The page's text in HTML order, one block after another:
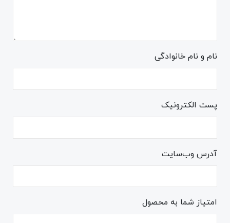
نام و نام خانوادگی
پست الکترونیک
آدرس وب‌سایت
امتیاز شما به محصول